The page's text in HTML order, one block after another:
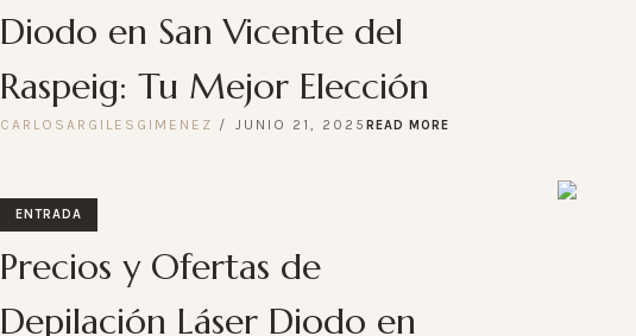
Diodo en San Vicente del
Raspeig: Tu Mejor Elección
CARLOSARGILESGIMENEZ JUNIO 21, 2025READ MORE
ENTRADA
Precios y Ofertas de
Depilación Láser Diodo en